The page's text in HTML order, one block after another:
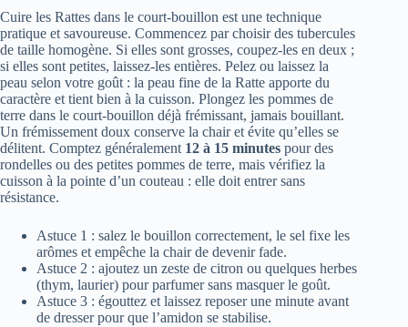
Cuire les Rattes dans le court-bouillon est une technique
pratique et savoureuse. Commencez par choisir des tubercules
de taille homogène. Si elles sont grosses, coupez-les en deux ;
si elles sont petites, laissez-les entières. Pelez ou laissez la
peau selon votre goût : la peau fine de la Ratte apporte du
caractère et tient bien à la cuisson. Plongez les pommes de
terre dans le court-bouillon déjà frémissant, jamais bouillant.
Un frémissement doux conserve la chair et évite qu’elles se
délitent. Comptez généralement 12 à 15 minutes pour des
rondelles ou des petites pommes de terre, mais vérifiez la
cuisson à la pointe d’un couteau : elle doit entrer sans
résistance.
Astuce 1 : salez le bouillon correctement, le sel fixe les
arômes et empêche la chair de devenir fade.
Astuce 2 : ajoutez un zeste de citron ou quelques herbes
(thym, laurier) pour parfumer sans masquer le goût.
Astuce 3 : égouttez et laissez reposer une minute avant
de dresser pour que l’amidon se stabilise.